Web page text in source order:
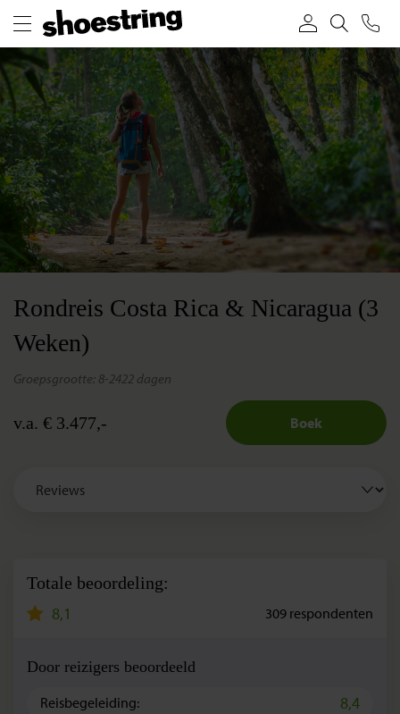
Rondreis Costa Rica & Nicaragua (3
Weken)
Boek
v.a. € 3.477,-
groepsgrootte: 8-24 22 dagen
Totale beoordeling:
8,1 309 respondenten
Door reizigers beoordeeld
Reisbegeleiding: 8,4